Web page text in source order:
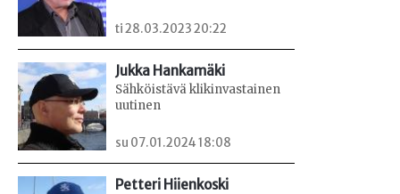
ti 28.03.2023 20:22
Jukka Hankamäki
Sähköistävä klikinvastainen
uutinen
su 07.01.2024 18:08
Petteri Hiienkoski